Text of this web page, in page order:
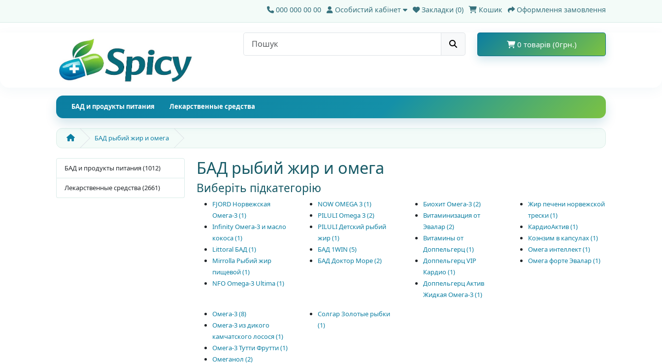
000 000 00 00 Особистий кабінет Закладки (0) Кошик Оформлення замовлення
0 товарів (0грн.)
БАД и продукты питания Лекарственные средства
БАД рыбий жир и омега
БАД и продукты питания (1012)
Лекарственные средства (2661)
БАД рыбий жир и омега
Виберіть підкатегорію
FJORD Норвежская
Омега-3 (1)
Infinity Омега-3 и масло
кокоса (1)
Littoral БАД (1)
Mirrolla Рыбий жир
пищевой (1)
NFO Omega-3 Ultima (1)
NOW OMEGA 3 (1)
PILULI Omega 3 (2)
PILULI Детский рыбий
жир (1)
БАД 1WIN (5)
БАД Доктор Море (2)
Биохит Омега-3 (2)
Витаминизация от
Эвалар (2)
Витамины от
Доппельгерц (1)
Доппельгерц VIP
Кардио (1)
Доппельгерц Актив
Жидкая Омега-3 (1)
Жир печени норвежской
трески (1)
КардиоАктив (1)
Коэнзим в капсулах (1)
Омега интеллект (1)
Омега форте Эвалар (1)
Омега-3 (8)
Омега-3 из дикого
камчатского лосося (1)
Омега-3 Тутти Фрутти (1)
Омеганол (2)
Солгар Золотые рыбки
(1)